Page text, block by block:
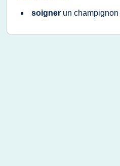
soigner un champignon